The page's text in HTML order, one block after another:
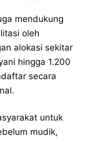
mendukung
oleh
alokasi sekitar
hingga 1.200
secara
untuk
mudik,